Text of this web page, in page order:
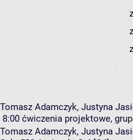
Tomasz Adamczyk, Justyna
8:00 ćwiczenia projektowe,
Tomasz Adamczyk, Justyna